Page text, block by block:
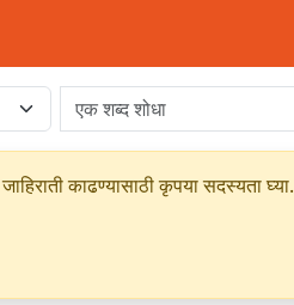
काढण्यासाठी कृपया सदस्यता